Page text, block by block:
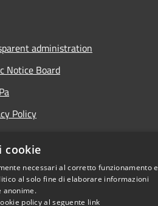
administration
Notice Board
Policy
Statement
cookie
necessari al corretto funzionamento e
al solo fine di elaborare informazioni
anonime.
policy al seguente link